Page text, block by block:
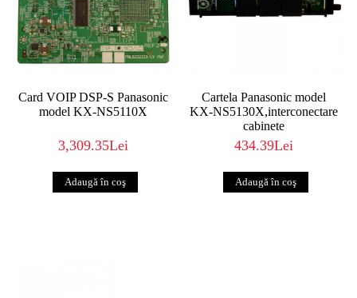
Card VOIP DSP-S Panasonic
model KX-NS5110X
3,309.35Lei
Cartela Panasonic model
KX-NS5130X,interconectare
cabinete
434.39Lei